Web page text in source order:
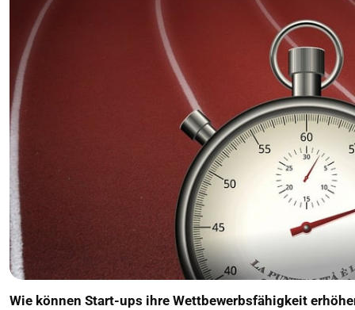
Wie können Start-ups ihre Wettbewerbsfähigkeit